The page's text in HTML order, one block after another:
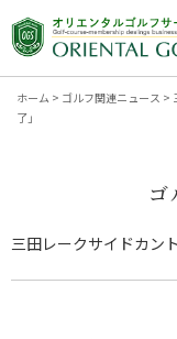
ホーム > ゴルフ関連ニュース >
了」
ゴ
三田レークサイドカン